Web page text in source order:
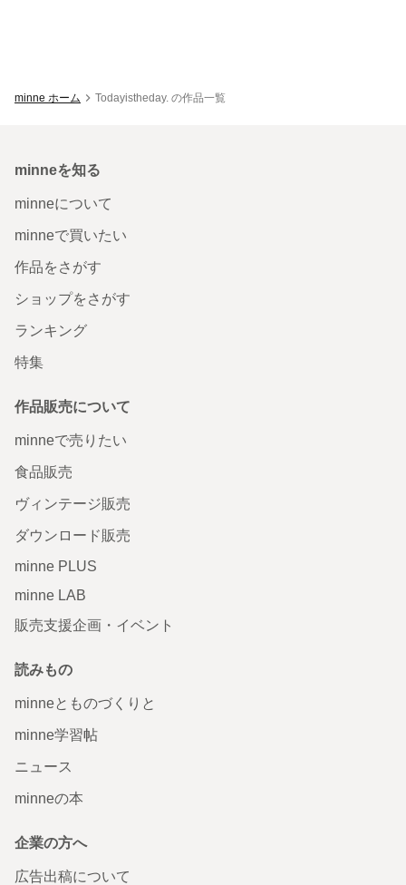
minne ホーム Todayistheday. の作品一覧
minneを知る
minneについて
minneで買いたい
作品をさがす
ショップをさがす
ランキング
特集
作品販売について
minneで売りたい
食品販売
ヴィンテージ販売
ダウンロード販売
minne PLUS
minne LAB
販売支援企画・イベント
読みもの
minneとものづくりと
minne学習帖
ニュース
minneの本
企業の方へ
広告出稿について